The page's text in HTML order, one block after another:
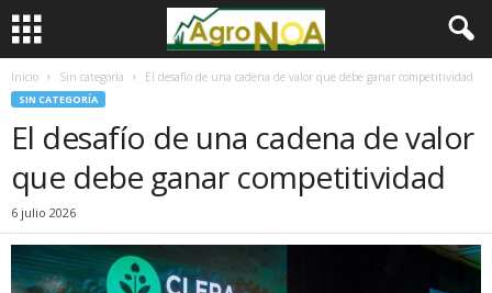
Inicio Sin categoría El desafío de una cadena de valor que debe ganar competitividad
SIN CATEGORÍA
El desafío de una cadena de valor
que debe ganar competitividad
6 julio 2026